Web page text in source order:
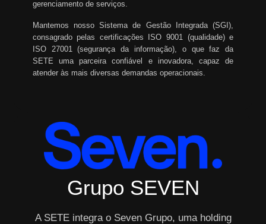
gerenciamento de serviços.
Mantemos nosso Sistema de Gestão Integrada (SGI),
consagrado pelas certificações ISO 9001 (qualidade) e
ISO 27001 (segurança da informação), o que faz da
SETE uma parceira confiável e inovadora, capaz de
atender às mais diversas demandas operacionais.
Grupo SEVEN
A SETE integra o Seven Grupo, uma holding